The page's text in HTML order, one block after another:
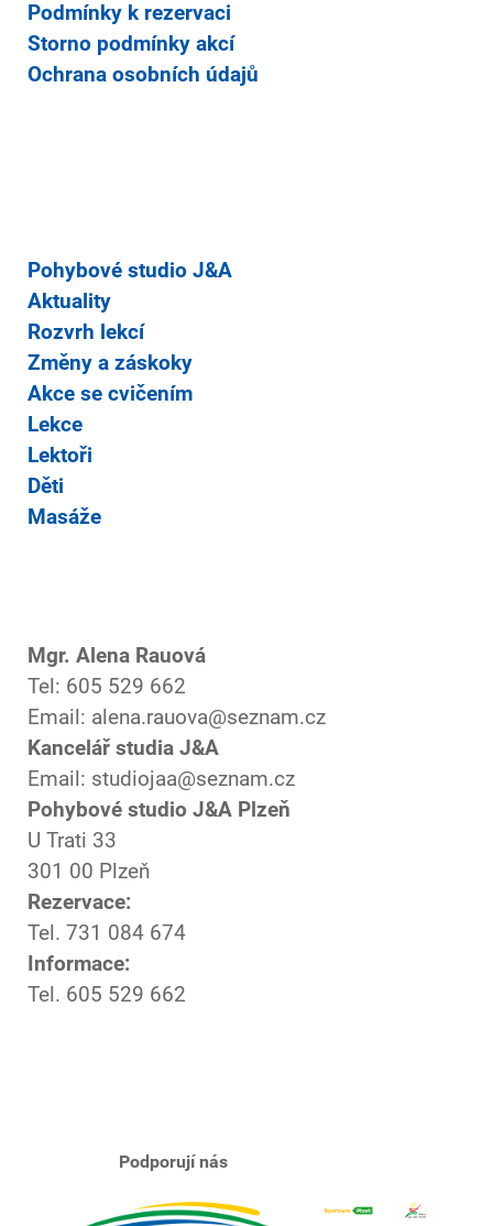
Podmínky k rezervaci
Storno podmínky akcí
Ochrana osobních údajů
Pohybové studio J&A
Aktuality
Rozvrh lekcí
Změny a záskoky
Akce se cvičením
Lekce
Lektoři
Děti
Masáže
Mgr. Alena Rauová
Tel: 605 529 662
Email: alena.rauova@seznam.cz
Kancelář studia J&A
Email: studiojaa@seznam.cz
Pohybové studio J&A Plzeň
U Trati 33
301 00 Plzeň
Rezervace:
Tel. 731 084 674
Informace:
Tel. 605 529 662
Podporují nás